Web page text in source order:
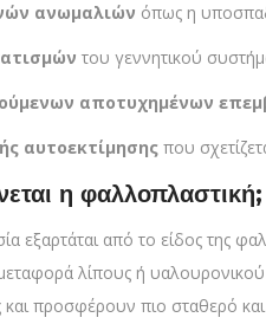
ανωμαλιών όπως η
του γεννητικού
αποτυχημένων
αυτοεκτίμησης που
η φαλλοπλαστική;
εξαρτάται από το είδος της
λίπους ή
προσφέρουν πιο σταθερό